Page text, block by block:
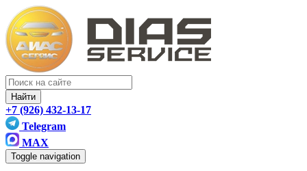
Найти
+7 (926) 432-13-17
Telegram
MAX
Toggle navigation